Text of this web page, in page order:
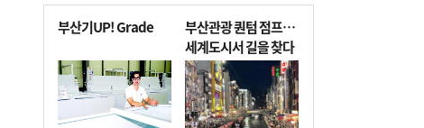
부산기UP! Grade
부산관광 퀀텀 점프…
세계도시서 길을 찾다